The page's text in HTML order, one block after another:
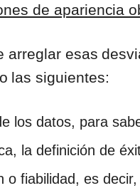
de apariencia
arreglar esas
las siguientes:
los datos, para
la definición de
o fiabilidad, es